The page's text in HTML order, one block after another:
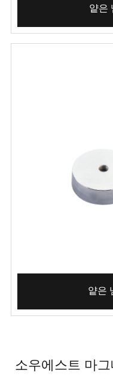
얕은
얕은
소우에스트 마